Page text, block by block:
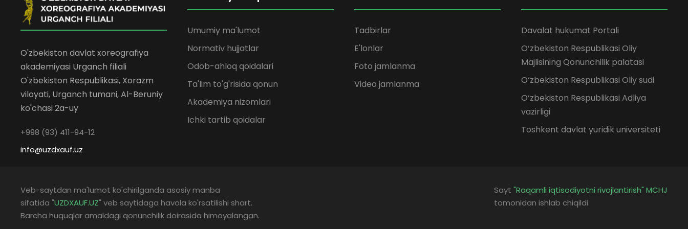
O'zbekiston davlat xoreografiya
akademiyasi Urganch filiali
O'zbekiston Respublikasi, Xorazm
viloyati, Urganch tumani, Al-Beruniy
ko'chasi 2a-uy
+998 (93) 411-94-12
info@uzdxauf.uz
Umumiy ma'lumot
Normativ hujjatlar
Odob-ahloq qoidalari
Ta'lim to'g'risida qonun
Akademiya nizomlari
Ichki tartib qoidalar
Tadbirlar
E'lonlar
Foto jamlanma
Video jamlanma
Davalat hukumat Portali
O‘zbekiston Respublikasi Oliy
Majlisining Qonunchilik palatasi
O‘zbekiston Respublikasi Oliy sudi
O‘zbekiston Respublikasi Adliya
vazirligi
Toshkent davlat yuridik universiteti
Veb-saytdan ma'lumot ko'chirilganda asosiy manba
sifatida "UZDXAUF.UZ" veb saytidaga havola ko'rsatilishi shart.
Barcha huquqlar amaldagi qonunchilik doirasida himoyalangan.
Sayt "Raqamli iqtisodiyotni rivojlantirish" MCHJ
tomonidan ishlab chiqildi.